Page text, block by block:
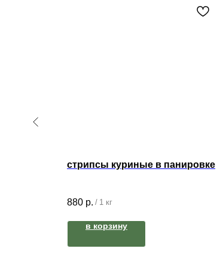
стрипсы куриные в панировке
880 р. / 1 кг
в корзину